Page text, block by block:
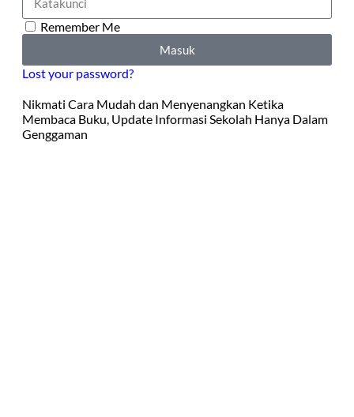
Remember Me
Masuk
Lost your password?
Nikmati Cara Mudah dan Menyenangkan Ketika
Membaca Buku, Update Informasi Sekolah Hanya Dalam
Genggaman